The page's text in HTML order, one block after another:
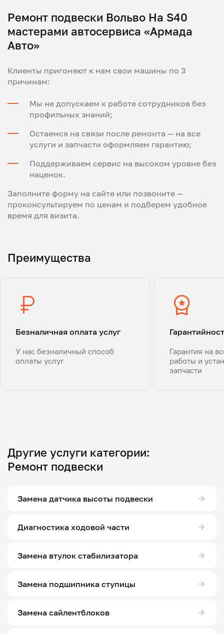
Ремонт подвески Вольво На S40
мастерами автосервиса «Армада
Авто»
Клиенты пригоняют к нам свои машины по 3
причинам:
Мы не допускаем к работе сотрудников без
профильных знаний;
Остаемся на связи после ремонта — на все
услуги и запчасти оформляем гарантию;
Поддерживаем сервис на высоком уровне без
наценок.
Заполните форму на сайте или позвоните —
проконсультируем по ценам и подберем удобное
время для визита.
Преимущества
Безналичная оплата услуг
У нас безналичный способ
оплаты услуг
Гарантия на
работы и
запчасти
Другие услуги категории:
Ремонт подвески
Замена датчика высоты подвески
Диагностика ходовой части
Замена втулок стабилизатора
Замена подшипника ступицы
Замена сайлентблоков